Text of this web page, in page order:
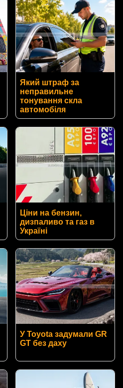
Який штраф за
неправильне
тонування скла
автомобіля
Ціни на бензин,
дизпаливо та газ в
Україні
У Toyota задумали GR
GT без даху